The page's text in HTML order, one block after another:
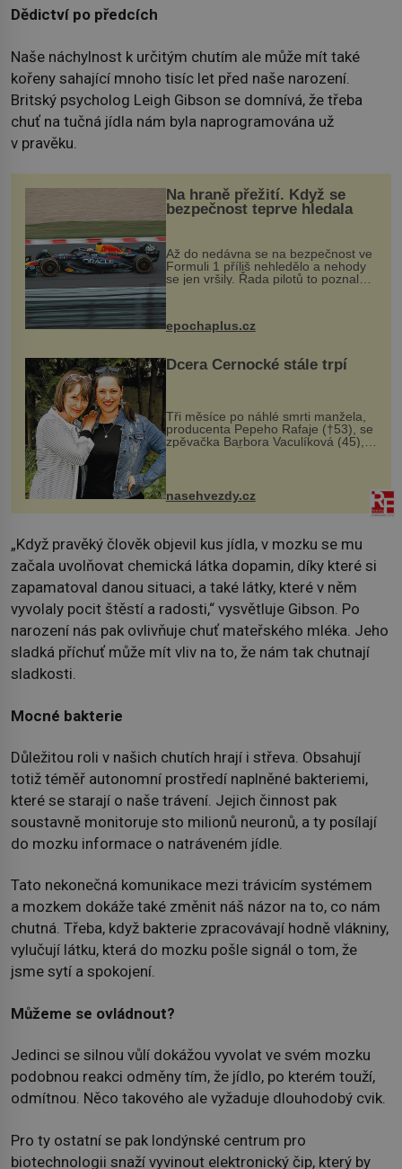
Dědictví po předcích
Naše náchylnost k určitým chutím ale může mít také
kořeny sahající mnoho tisíc let před naše narození.
Britský psycholog Leigh Gibson se domnívá, že třeba
chuť na tučná jídla nám byla naprogramována už
v pravěku.
Na hraně přežití. Když se
bezpečnost teprve hledala
Až do nedávna se na bezpečnost ve
Formuli 1 příliš nehledělo a nehody
se jen vršily. Řada pilotů to poznala
na vlastní kůži, často s trvalými
následky nebo bohužel i ztrátou
života. Dnes nepochopiteln...
epochaplus.cz
Dcera Černocké stále trpí
Tři měsíce po náhlé smrti manžela,
producenta Pepeho Rafaje (†53), se
zpěvačka Barbora Vaculíková (45),
dcera Petry Černocké (75), poprvé
ozvala veřejnosti. Na sociální síti
sdílela, že se snaží fung...
nasehvezdy.cz
„Když pravěký člověk objevil kus jídla, v mozku se mu
začala uvolňovat chemická látka dopamin, díky které si
zapamatoval danou situaci, a také látky, které v něm
vyvolaly pocit štěstí a radosti,“ vysvětluje Gibson. Po
narození nás pak ovlivňuje chuť mateřského mléka. Jeho
sladká příchuť může mít vliv na to, že nám tak chutnají
sladkosti.
Mocné bakterie
Důležitou roli v našich chutích hrají i střeva. Obsahují
totiž téměř autonomní prostředí naplněné bakteriemi,
které se starají o naše trávení. Jejich činnost pak
soustavně monitoruje sto milionů neuronů, a ty posílají
do mozku informace o natráveném jídle.
Tato nekonečná komunikace mezi trávicím systémem
a mozkem dokáže také změnit náš názor na to, co nám
chutná. Třeba, když bakterie zpracovávají hodně vlákniny,
vylučují látku, která do mozku pošle signál o tom, že
jsme sytí a spokojení.
Můžeme se ovládnout?
Jedinci se silnou vůlí dokážou vyvolat ve svém mozku
podobnou reakci odměny tím, že jídlo, po kterém touží,
odmítnou. Něco takového ale vyžaduje dlouhodobý cvik.
Pro ty ostatní se pak londýnské centrum pro
biotechnologii snaží vyvinout elektronický čip, který by